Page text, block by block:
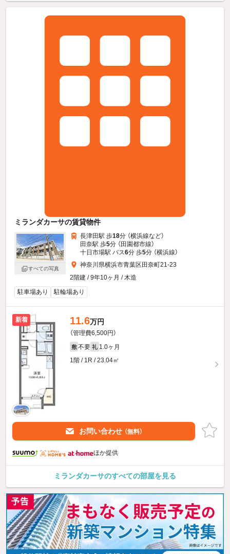
ミランダカーサの賃貸物件
すべての写真
長津田駅 歩18分 （横浜線など）
田奈駅 歩5分 （田園都市線）
十日市場駅 バス6分 歩5分 （横浜線）
神奈川県横浜市青葉区田奈町21-23
2階建 / 9年10ヶ月 / 木造
駐車場あり
駐輪場あり
新着 11.6万円
（管理費6,500円）
敷 不要 礼 1.0ヶ月
1階 / 1R / 23.04㎡
お問い合わせ （無料）
ほか提供
ミランダカーサのすべての部屋を見る